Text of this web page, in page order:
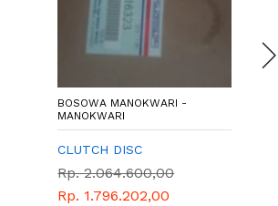
BOSOWA MANOKWARI -
MANOKWARI
CLUTCH DISC
Rp. 2.064.600,00
Rp. 1.796.202,00